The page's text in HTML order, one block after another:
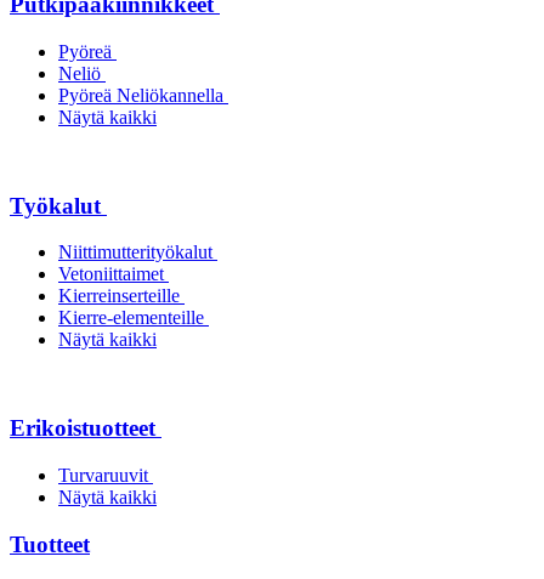
Pyöreä
Neliö
Pyöreä Neliökannella
Näytä kaikki
Työkalut
Niittimutterityökalut
Vetoniittaimet
Kierreinserteille
Kierre-elementeille
Näytä kaikki
Erikoistuotteet
Turvaruuvit
Näytä kaikki
Tuotteet